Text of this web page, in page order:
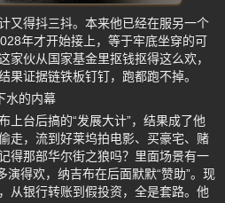
又得抖三抖。本来他已经在服另一个
年才开始接上，等于牢底坐穿的可
家伙从国家基金里抠钱抠得这么欢，
果证据链铁板钉钉，跑都跑不掉。
水的内幕
上台后搞的“发展大计”，结果成了他
走，流到好莱坞拍电影、买豪宅、赌
得那部华尔街之狼吗？里面场景有一
得欢，纳吉布在后面默默“赞助”。现
从银行转账到假投资，全是套路。他